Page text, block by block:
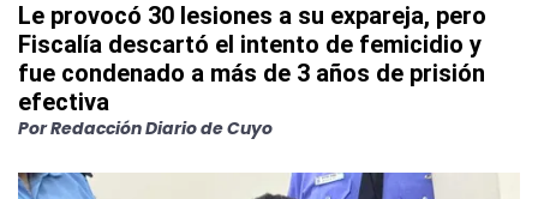
Le provocó 30 lesiones a su expareja, pero
Fiscalía descartó el intento de femicidio y
fue condenado a más de 3 años de prisión
efectiva
PorRedacción Diario de Cuyo